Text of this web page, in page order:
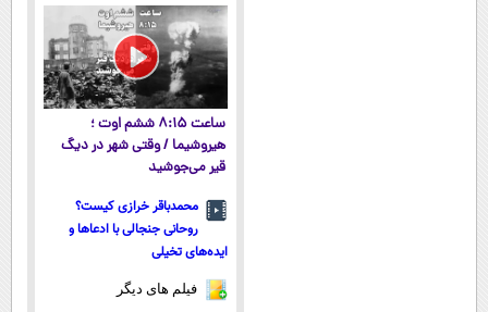
ساعت ۸:۱۵ ششم اوت ؛
هیروشیما / وقتی شهر در دیگ
قیر می‌جوشید
محمدباقر خرازی کیست؟
روحانی جنجالی با ادعاها و
ایده‌های تخیلی
فیلم های دیگر